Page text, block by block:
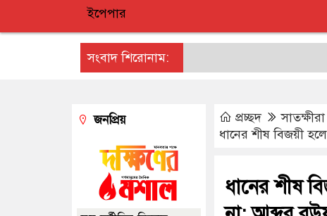
ইপেপার
সংবাদ শিরোনাম:
প্রচ্ছদ
ধানের শীষ বিজয়ী
ধানের শীষ
জনপ্রিয়